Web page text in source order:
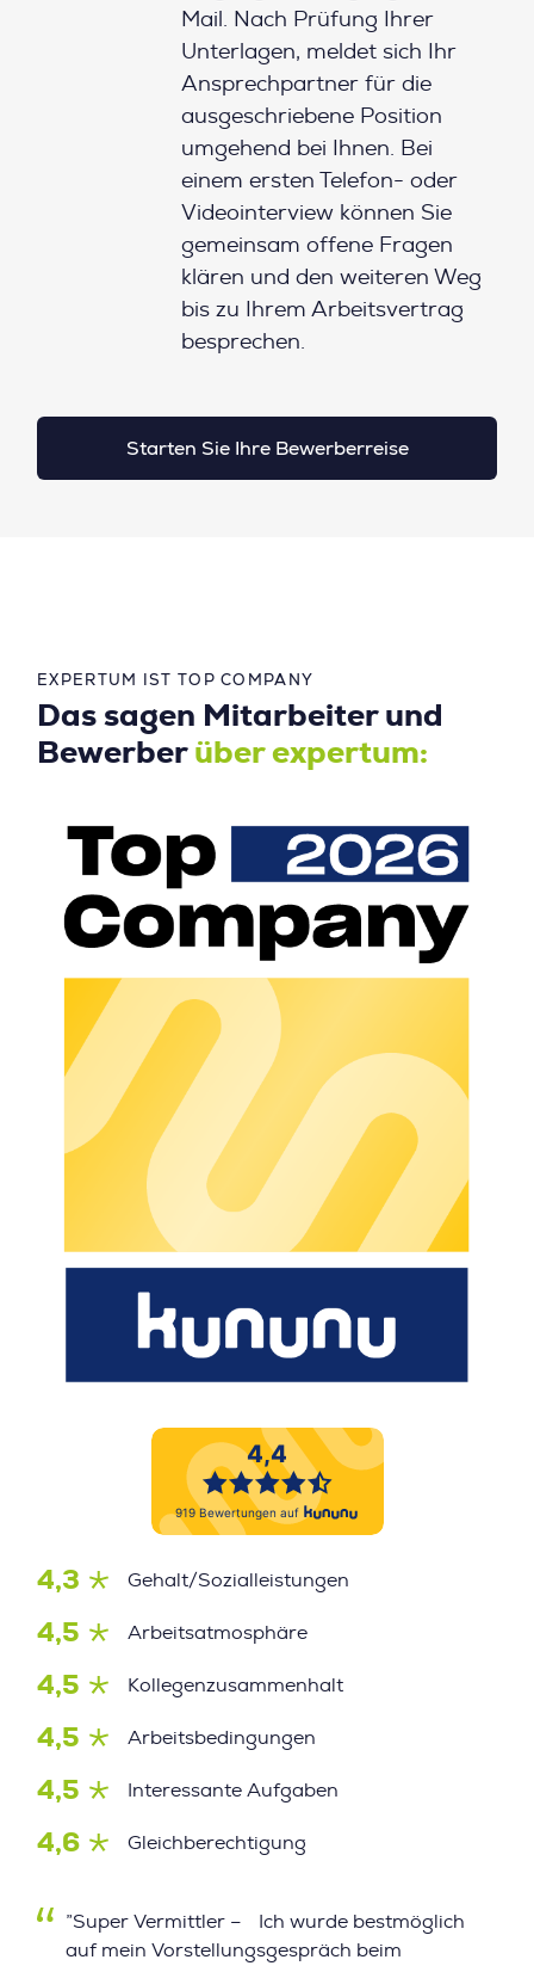
Mail. Nach Prüfung Ihrer
Unterlagen, meldet sich Ihr
Ansprechpartner für die
ausgeschriebene Position
umgehend bei Ihnen. Bei
einem ersten Telefon- oder
Videointerview können Sie
gemeinsam offene Fragen
klären und den weiteren Weg
bis zu Ihrem Arbeitsvertrag
besprechen.
Starten Sie Ihre Bewerberreise
EXPERTUM IST TOP COMPANY
Das sagen Mitarbeiter und
Bewerber über expertum:
4,3 Gehalt/Sozialleistungen
4,5 Arbeitsatmosphäre
4,5 Kollegenzusammenhalt
4,5 Arbeitsbedingungen
4,5 Interessante Aufgaben
4,6 Gleichberechtigung
”Super Vermittler – Ich wurde bestmöglich
auf mein Vorstellungsgespräch beim